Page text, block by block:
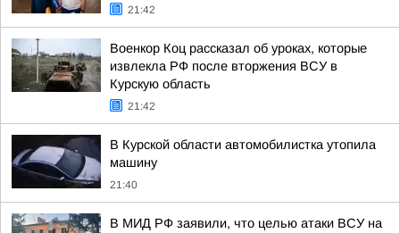
21:42
Военкор Коц рассказал об уроках, которые
извлекла РФ после вторжения ВСУ в
Курскую область
21:42
В Курской области автомобилистка утопила
машину
21:40
В МИД РФ заявили, что целью атаки ВСУ на